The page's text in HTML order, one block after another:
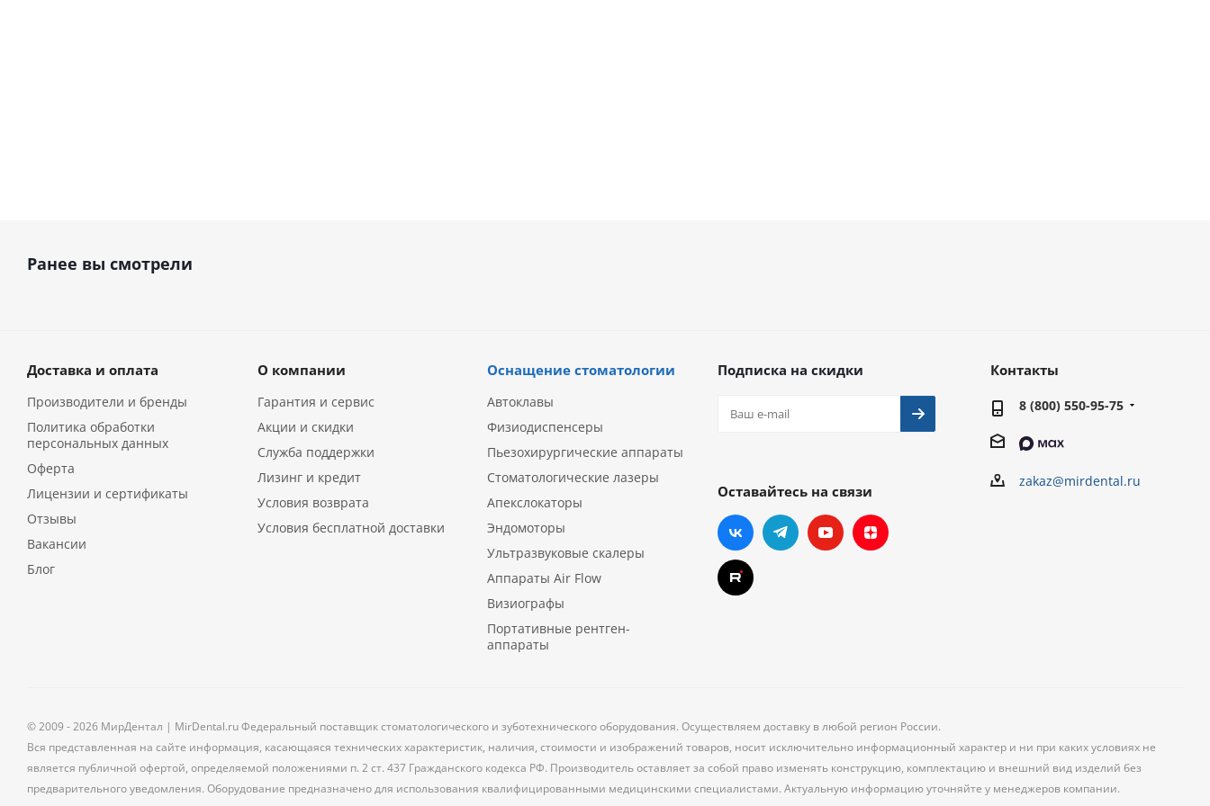
Ранее вы смотрели
Доставка и оплата
Производители и бренды
Политика обработки
персональных данных
Оферта
Лицензии и сертификаты
Отзывы
Вакансии
Блог
О компании
Гарантия и сервис
Акции и скидки
Служба поддержки
Лизинг и кредит
Условия возврата
Условия бесплатной доставки
Оснащение стоматологии
Автоклавы
Физиодиспенсеры
Пьезохирургические аппараты
Стоматологические лазеры
Апекслокаторы
Эндомоторы
Ультразвуковые скалеры
Аппараты Air Flow
Визиографы
Портативные рентген-
аппараты
Подписка на скидки
Оставайтесь на связи
Контакты
8 (800) 550-95-75
zakaz@mirdental.ru
© 2009 - 2026 МирДентал | MirDental.ru Федеральный поставщик стоматологического и зуботехнического оборудования. Осуществляем доставку в любой регион России.
Вся представленная на сайте информация, касающаяся технических характеристик, наличия, стоимости и изображений товаров, носит исключительно информационный характер и ни при каких условиях не
является публичной офертой, определяемой положениями п. 2 ст. 437 Гражданского кодекса РФ. Производитель оставляет за собой право изменять конструкцию, комплектацию и внешний вид изделий без
предварительного уведомления. Оборудование предназначено для использования квалифицированными медицинскими специалистами. Актуальную информацию уточняйте у менеджеров компании.